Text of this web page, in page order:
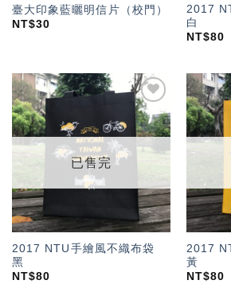
臺大印象藍曬明信片（校門）
NT$30
2017
白
NT$80
加入
「願
望輕
單」
已售完
2017 NTU手繪風不織布袋
黑
NT$80
2017
黃
NT$80